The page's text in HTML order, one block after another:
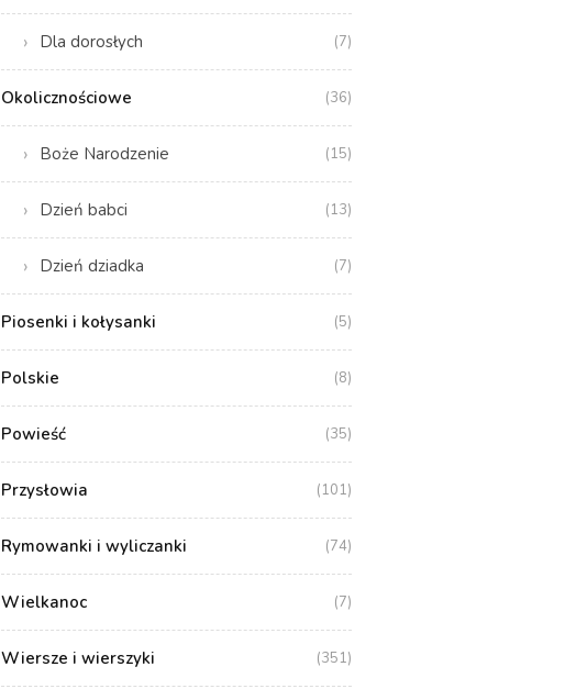
Dla dorosłych (7)
Okolicznościowe (36)
Boże Narodzenie (15)
Dzień babci (13)
Dzień dziadka (7)
Piosenki i kołysanki (5)
Polskie (8)
Powieść (35)
Przysłowia (101)
Rymowanki i wyliczanki (74)
Wielkanoc (7)
Wiersze i wierszyki (351)